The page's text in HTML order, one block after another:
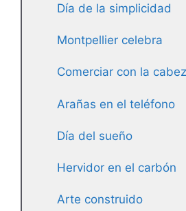
Día de la simplicidad
Montpellier celebra
Comerciar con la
Arañas en el teléfono
Día del sueño
Hervidor en el carbón
Arte construido